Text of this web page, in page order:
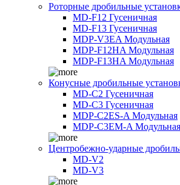
Роторные дробильные
MD-F12 Гусеничная
MD-F13 Гусеничная
MDP-V3EA Модульная
MDP-F12HA Модульная
MDP-F13HA Модульная
Конусные дробильные
MD-C2 Гусеничная
MD-C3 Гусеничная
MDP-C2ES-A Модульная
MDP-C3EM-A Модульная
Центробежно-ударные
MD-V2
MD-V3